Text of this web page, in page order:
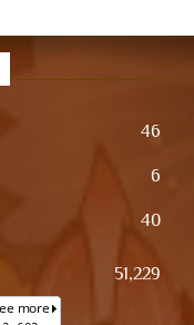
46
6
40
51,229